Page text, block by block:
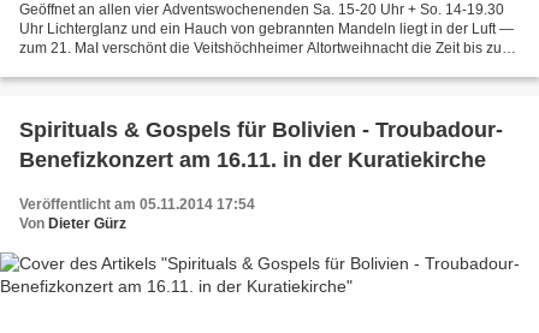
Geöffnet an allen vier Adventswochenenden Sa. 15-20 Uhr + So. 14-19.30
Uhr Lichterglanz und ein Hauch von gebrannten Mandeln liegt in der Luft —
zum 21. MaI verschönt die Veitshöchheimer Altortweihnacht die Zeit bis zum
Spirituals & Gospels für Bolivien - Troubadour-
Benefizkonzert am 16.11. in der Kuratiekirche
Veröffentlicht am 05.11.2014 17:54
Von Dieter Gürz